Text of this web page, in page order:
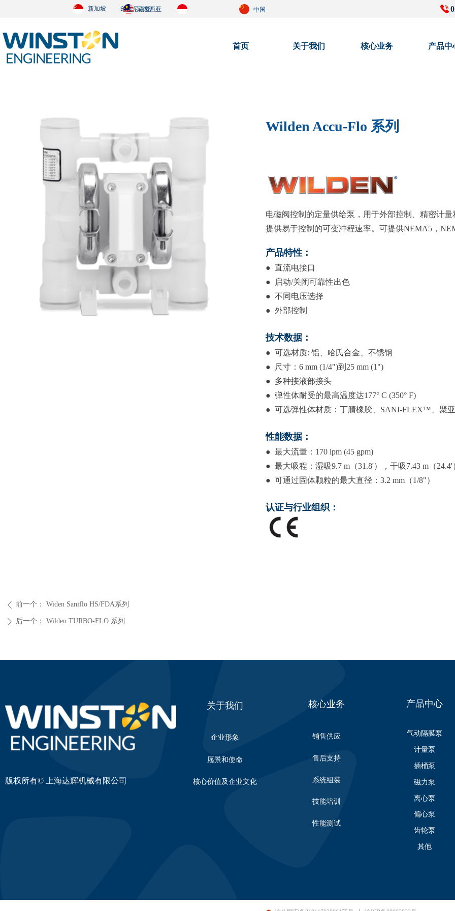
首页 关于我们 核心业务 产品中
中国
马来西亚
新加坡 印度尼西亚
ꄴ 前一个： Widen Saniflo HS/FDA系列
ꄲ 后一个： Wilden TURBO-FLO 系列
电磁阀控制的定量供给泵，用于外部控制、精密计
提供易于控制的可变冲程速率。可提供NEMA5，
产品特性：
● 直流电接口
● 启动/关闭可靠性出色
● 不同电压选择
● 外部控制
技术数据：
● 可选材质: 铝、哈氏合金、不锈钢
● 尺寸：6 mm (1/4")到25 mm (1")
● 多种接液部接头
● 弹性体耐受的最高温度达177° C (350° F)
● 可选弹性体材质：丁腈橡胶、SANI-FLEX™、聚
性能数据：
● 最大流量：170 lpm (45 gpm)
● 最大吸程：湿吸9.7 m（31.8'），干吸7.43 m（24.4'
● 可通过固体颗粒的最大直径：3.2 mm（1/8"）
认证与行业组织：
Wilden Accu-Flo 系列
版权所有© 上海达辉机械有限公司
关于我们
企业形象
愿景和使命
核心价值及企业文化
核心业务
销售供应
售后支持
系统组装
技能培训
性能测试
产品中心
气动隔膜泵
计量泵
插桶泵
磁力泵
离心泵
偏心泵
齿轮泵
其他